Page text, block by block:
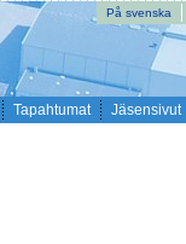
På svenska
Tapahtumat Jäsensivut